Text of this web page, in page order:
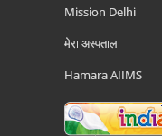
Mission Delhi
मेरा अस्पताल
Hamara AIIMS